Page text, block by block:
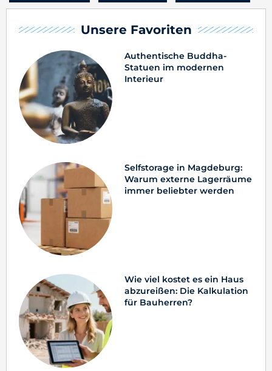
Unsere Favoriten
Authentische Buddha-
Statuen im modernen
Interieur
Selfstorage in Magdeburg:
Warum externe Lagerräume
immer beliebter werden
Wie viel kostet es ein Haus
abzureißen: Die Kalkulation
für Bauherren?